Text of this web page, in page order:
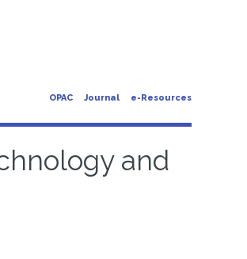
OPAC Journal e-Resources
and